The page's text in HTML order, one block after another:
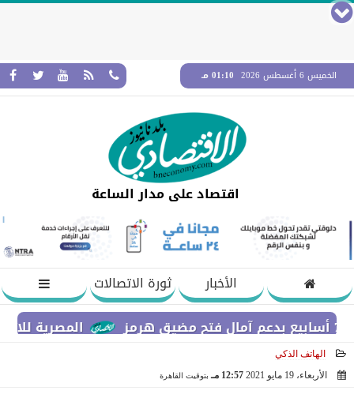
الخميس 6 أغسطس 2026 01:10 مـ
اقتصاد على مدار الساعة
الأخبار
ثورة الاتصالات
المصرية للاتصالات WE تطلق حملتها الصيفية بعروض حصرية وجوائز نقدية تصل إلى مليوني جنيه
الهاتف الذكي
الأربعاء، 19 مايو 2021
12:57 مـ بتوقيت القاهرة